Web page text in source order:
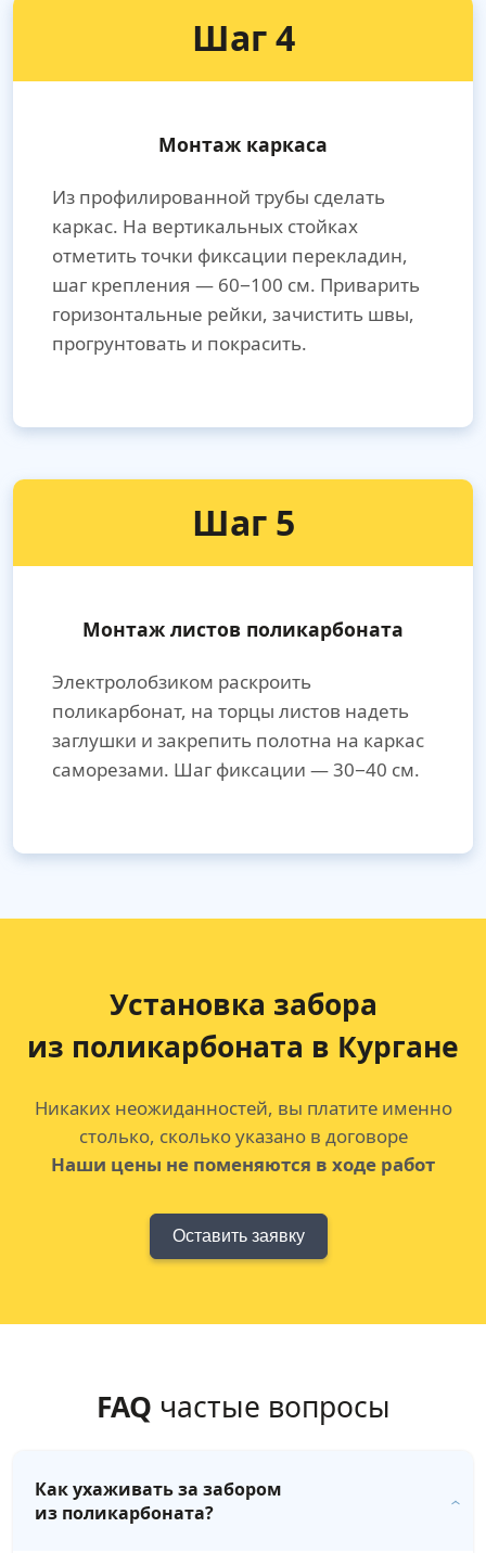
Шаг 4
Монтаж каркаса
Из профилированной трубы сделать
каркас. На вертикальных стойках
отметить точки фиксации перекладин,
шаг крепления — 60−100 см. Приварить
горизонтальные рейки, зачистить швы,
прогрунтовать и покрасить.
Шаг 5
Монтаж листов поликарбоната
Электролобзиком раскроить
поликарбонат, на торцы листов надеть
заглушки и закрепить полотна на каркас
саморезами. Шаг фиксации — 30−40 см.
Установка забора
из поликарбоната в Кургане
Никаких неожиданностей, вы платите именно
столько, сколько указано в договоре
Наши цены не поменяются в ходе работ
Оставить заявку
FAQ частые вопросы
Как ухаживать за забором
из поликарбоната?